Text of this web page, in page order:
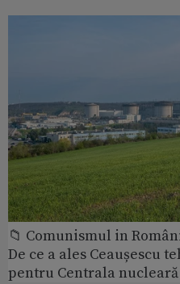
📁 Comunismul in
De ce a ales Ceaușescu
pentru Centrala nucleară